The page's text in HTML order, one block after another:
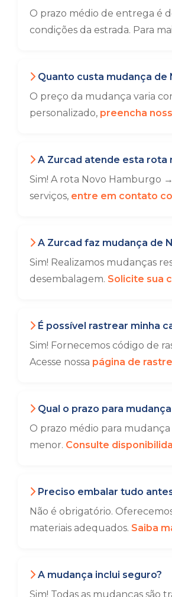
O prazo médio de entrega é
condições da estrada. Para
Quanto custa mudança de
O preço da mudança varia
personalizado, preencha
A Zurcad atende esta rota
Sim! A rota Novo Hamburgo
serviços, entre em contato
A Zurcad faz mudança de
Sim! Realizamos mudanças
desembalagem. Solicite sua
É possível rastrear minha
Sim! Fornecemos código de
Acesse nossa página de
Qual o prazo para
O prazo médio para
menor. Consulte
Preciso embalar tudo
Não é obrigatório.
materiais adequados. Saiba
A mudança inclui seguro?
Sim! Todas as mudanças